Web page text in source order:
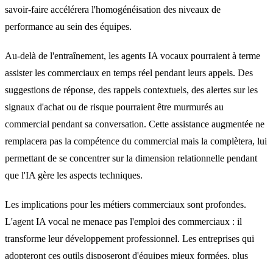
savoir-faire accélérera l'homogénéisation des niveaux de
performance au sein des équipes.
Au-delà de l'entraînement, les agents IA vocaux pourraient à terme
assister les commerciaux en temps réel pendant leurs appels. Des
suggestions de réponse, des rappels contextuels, des alertes sur les
signaux d'achat ou de risque pourraient être murmurés au
commercial pendant sa conversation. Cette assistance augmentée ne
remplacera pas la compétence du commercial mais la complètera, lui
permettant de se concentrer sur la dimension relationnelle pendant
que l'IA gère les aspects techniques.
Les implications pour les métiers commerciaux sont profondes.
L'agent IA vocal ne menace pas l'emploi des commerciaux : il
transforme leur développement professionnel. Les entreprises qui
adopteront ces outils disposeront d'équipes mieux formées, plus